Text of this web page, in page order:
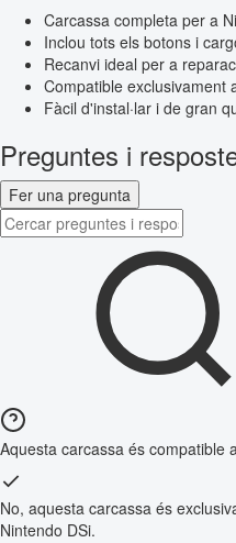
Carcassa completa per a
Inclou tots els botons i
Recanvi ideal per a
Compatible exclusivament
Fàcil d'instal·lar i de gran
Preguntes i
Fer una pregunta
Aquesta carcassa és compatible
No, aquesta carcassa és
Nintendo DSi.